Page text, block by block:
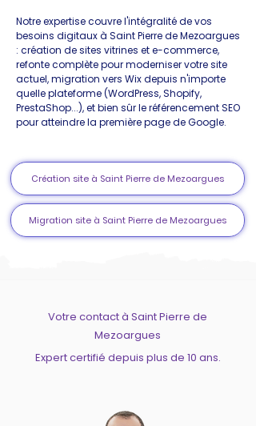
Notre expertise couvre l'intégralité de vos
besoins digitaux à Saint Pierre de Mezoargues
: création de sites vitrines et e-commerce,
refonte complète pour moderniser votre site
actuel, migration vers Wix depuis n'importe
quelle plateforme (WordPress, Shopify,
PrestaShop...), et bien sûr le référencement SEO
pour atteindre la première page de Google.
Création site à Saint Pierre de Mezoargues
Migration site à Saint Pierre de Mezoargues
Votre contact à Saint Pierre de
Mezoargues
Expert certifié depuis plus de 10 ans.